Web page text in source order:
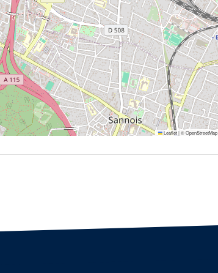
Leaflet|©OpenStreetMap